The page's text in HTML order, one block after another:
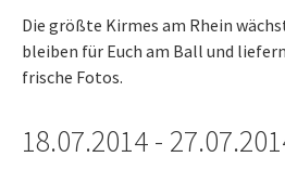
Die größte Kirmes am Rhein
bleiben für Euch am Ball und
frische Fotos.
18.07.2014 -